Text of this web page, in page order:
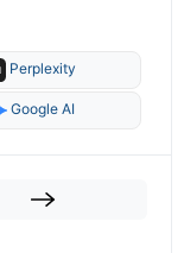
Perplexity
Google AI